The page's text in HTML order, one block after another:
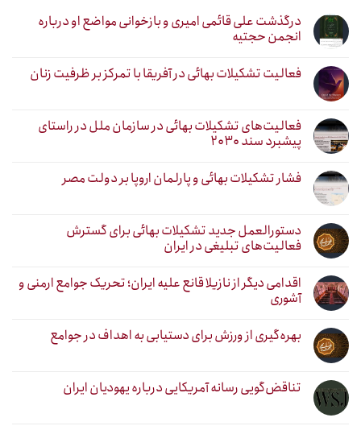
درگذشت علی قائمی امیری و بازخوانی مواضع او درباره
انجمن حجتیه
فعالیت تشکیلات بهائی در آفریقا با تمرکز بر ظرفیت زنان
فعالیت‌های تشکیلات بهائی در سازمان ملل در راستای
پیشبرد سند ۲۰۳۰
فشار تشکیلات بهائی و پارلمان اروپا بر دولت مصر
دستورالعمل جدید تشکیلات بهائی برای گسترش
فعالیت‌های تبلیغی در ایران
اقدامی دیگر از نازیلا قانع علیه ایران؛ تحریک جوامع ارمنی و
آشوری
بهره‌گیری از ورزش برای دستیابی به اهداف در جوامع
تناقض‌گویی رسانه آمریکایی درباره یهودیان ایران